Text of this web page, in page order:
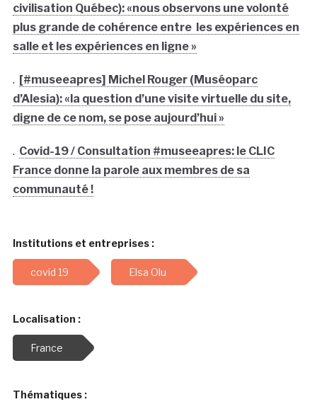
civilisation Québec): «nous observons une volonté
plus grande de cohérence entre les expériences en
salle et les expériences en ligne »
. [#museeapres] Michel Rouger (Muséoparc
d’Alesia): «la question d’une visite virtuelle du site,
digne de ce nom, se pose aujourd’hui »
. Covid-19 / Consultation #museeapres: le CLIC
France donne la parole aux membres de sa
communauté !
Institutions et entreprises :
covid 19 Elsa Olu
Localisation :
France
Thématiques :